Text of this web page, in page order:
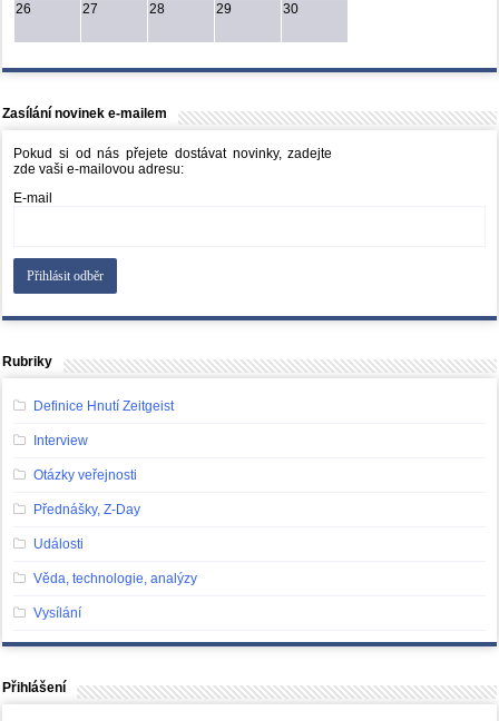
26 27 28 29 30
Zasílání novinek e-mailem
Pokud si od nás přejete dostávat novinky, zadejte
zde vaši e-mailovou adresu:
E-mail
Rubriky
Definice Hnutí Zeitgeist
Interview
Otázky veřejnosti
Přednášky, Z-Day
Události
Věda, technologie, analýzy
Vysílání
Přihlášení